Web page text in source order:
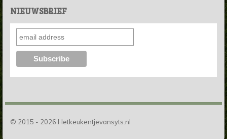
NIEUWSBRIEF
© 2015 - 2026 Hetkeukentjevansyts.nl